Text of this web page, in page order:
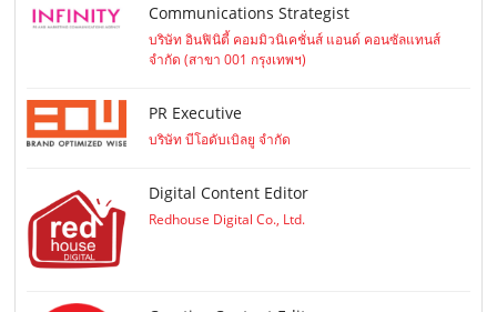
Communications Strategist
บริษัท อินฟินิตี้ คอมมิวนิเคชั่นส์ แอนด์ คอนซัลแทนส์
จำกัด (สาขา 001 กรุงเทพฯ)
PR Executive
บริษัท บีโอดับเบิลยู จำกัด
Digital Content Editor
Redhouse Digital Co., Ltd.